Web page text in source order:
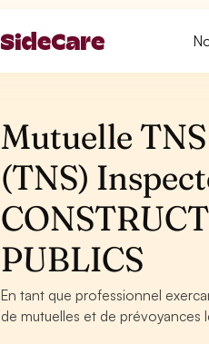
Mutuelle
(TNS)
PUBLICS
En tant que professionnel
de mutuelles et de prévoyances